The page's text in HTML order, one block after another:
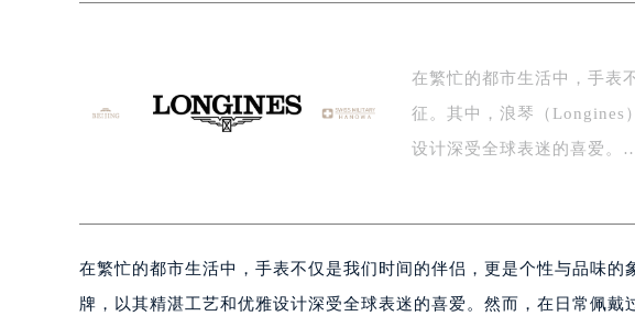
在繁忙的都市生活中，手表
征。其中，浪琴（Longines
设计深受全球表迷的喜爱。
在繁忙的都市生活中，手表不仅是我们时间的伴侣，更是个性与品味
牌，以其精湛工艺和优雅设计深受全球表迷的喜爱。然而，在日常佩戴